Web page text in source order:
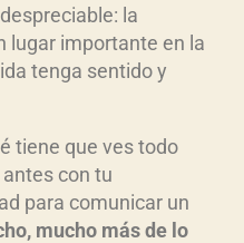
la
lugar importante en la
tenga sentido y
tiene que ves todo
con tu
para comunicar un
mucho más de lo